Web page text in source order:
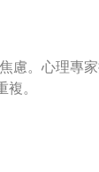
慮。心理專
。